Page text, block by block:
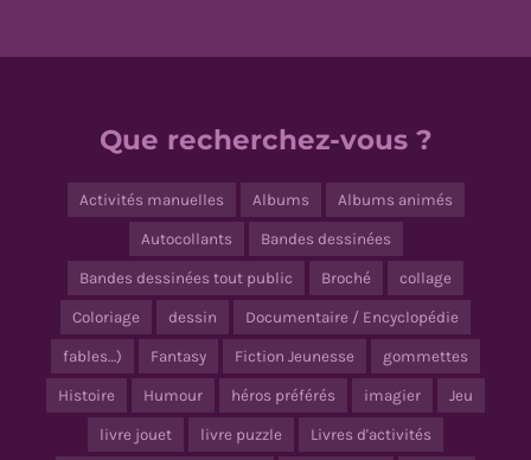
Que recherchez-vous ?
Activités manuelles Albums Albums animés
Autocollants Bandes dessinées
Bandes dessinées tout public Broché collage
Coloriage dessin Documentaire / Encyclopédie
fables…) Fantasy Fiction Jeunesse gommettes
Histoire Humour héros préférés imagier Jeu
livre jouet livre puzzle Livres d'activités